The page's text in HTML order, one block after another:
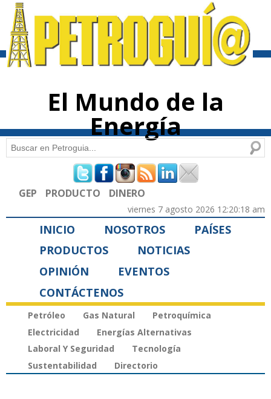
contenido
El Mundo de la
Energía
Formulario de búsqueda
Buscar
GEP PRODUCTO DINERO
viernes 7 agosto 2026 12:20:18 am
INICIO NOSOTROS
PAÍSES
PRODUCTOS
NOTICIAS
OPINIÓN
EVENTOS
CONTÁCTENOS
Petróleo Gas Natural
Petroquímica
Electricidad
Energías Alternativas
Laboral Y Seguridad
Tecnología
Sustentabilidad
Directorio